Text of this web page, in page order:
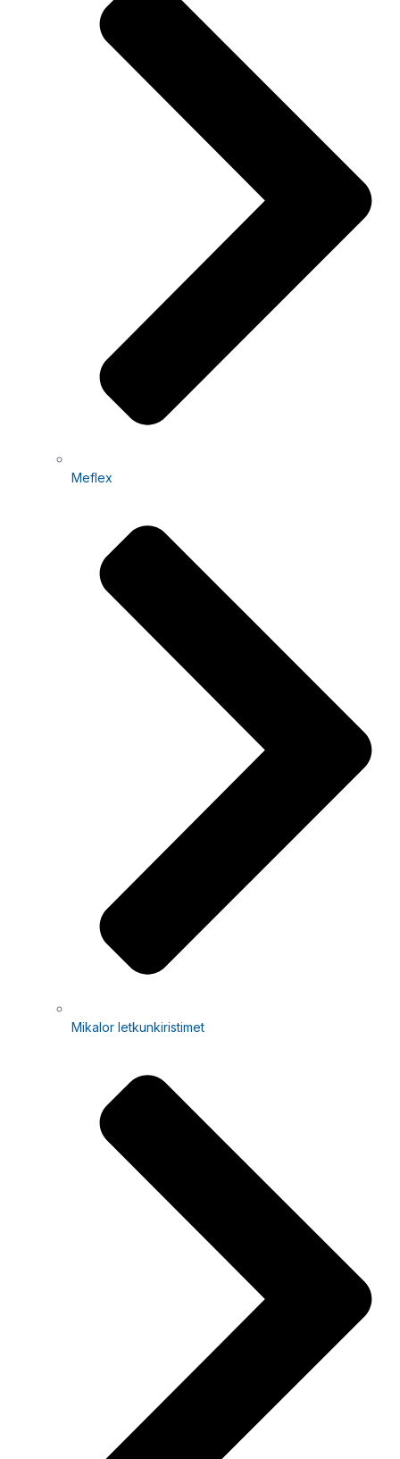
Meflex
Mikalor letkunkiristimet